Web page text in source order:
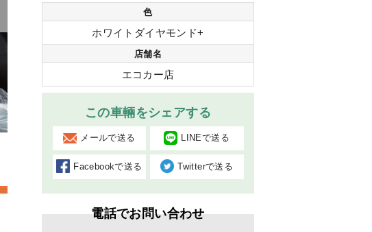
色
ホワイトダイヤモンド+
店舗名
エコカー店
この車輛をシェアする
メールで送る LINEで送る
Facebookで送る Twitterで送る
電話でお問い合わせ